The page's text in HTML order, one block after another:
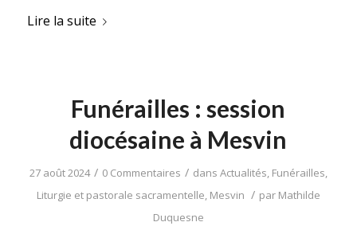
Lire la suite
Funérailles : session
diocésaine à Mesvin
27 août 2024 / 0 Commentaires / dans Actualités, Funérailles,
Liturgie et pastorale sacramentelle, Mesvin / par Mathilde
Duquesne